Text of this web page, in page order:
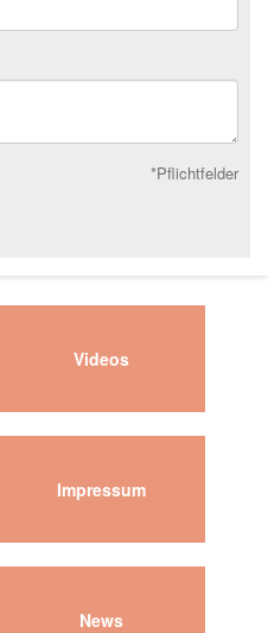
*Pflichtfelder
Videos
Impressum
News